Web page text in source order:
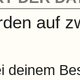
auf
deinem